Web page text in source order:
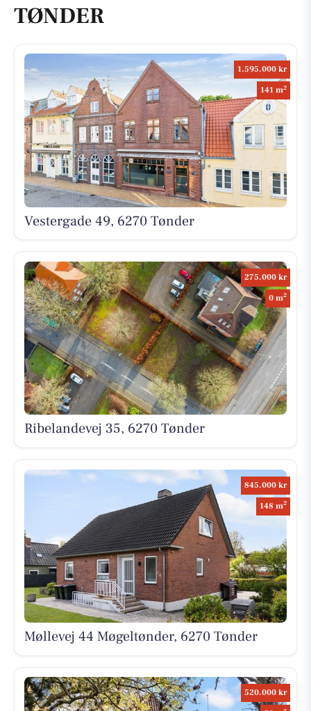
TØNDER
1.595.000 kr
141 m2
Vestergade 49, 6270 Tønder
275.000 kr
0 m2
Ribelandevej 35, 6270 Tønder
845.000 kr
148 m2
Møllevej 44 Møgeltønder, 6270 Tønder
520.000 kr